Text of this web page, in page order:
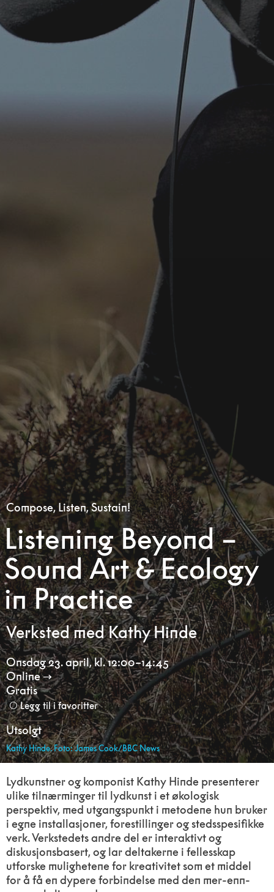
Compose, Listen, Sustain!
Listening Beyond –
Sound Art & Ecology
in Practice
Verksted med Kathy Hinde
Onsdag 23. april,kl. 12:00–14:45
Online
Gratis
Legg til i favoritter
Utsolgt
Kathy Hinde. Foto: James Cook/BBC News
Lydkunstner og komponist Kathy Hinde presenterer
ulike tilnærminger til lydkunst i et økologisk
perspektiv, med utgangspunkt i metodene hun bruker
i egne installasjoner, forestillinger og stedsspesifikke
verk. Verkstedets andre del er interaktivt og
diskusjonsbasert, og lar deltakerne i fellesskap
utforske mulighetene for kreativitet som et middel
for å få en dypere forbindelse med den mer-enn-